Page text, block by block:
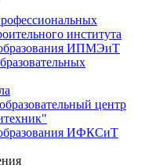
института
ИПМЭиТ
центр
ИФКСиТ